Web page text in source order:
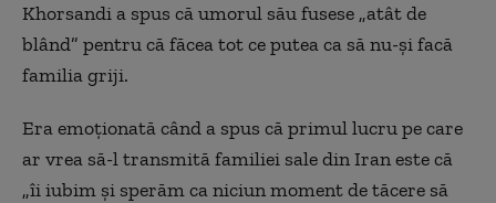
Khorsandi a spus că umorul său fusese „atât de
blând” pentru că făcea tot ce putea ca să nu-și facă
familia griji.
Era emoționată când a spus că primul lucru pe care
ar vrea să-l transmită familiei sale din Iran este că
„îi iubim și sperăm ca niciun moment de tăcere să